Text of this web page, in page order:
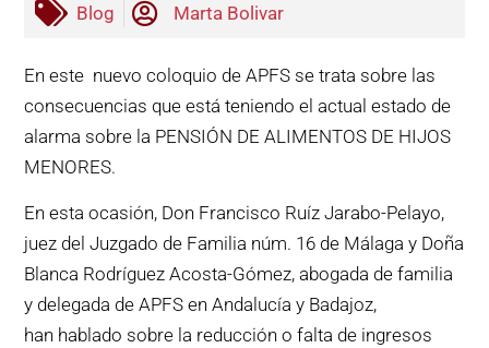
Blog Marta Bolivar
En este nuevo coloquio de APFS se trata sobre las
consecuencias que está teniendo el actual estado de
alarma sobre la PENSIÓN DE ALIMENTOS DE HIJOS
MENORES.
En esta ocasión, Don Francisco Ruíz Jarabo-Pelayo,
juez del Juzgado de Familia núm. 16 de Málaga y Doña
Blanca Rodríguez Acosta-Gómez, abogada de familia
y delegada de APFS en Andalucía y Badajoz,
han hablado sobre la reducción o falta de ingresos